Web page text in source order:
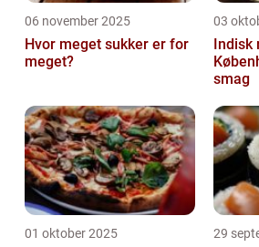
06 november 2025
Hvor meget sukker er for
meget?
03
Indisk
smag
01 oktober 2025 29